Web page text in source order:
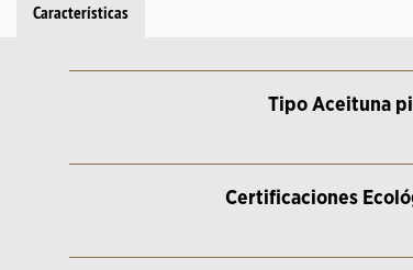
Características
Tipo Aceituna
Certificaciones